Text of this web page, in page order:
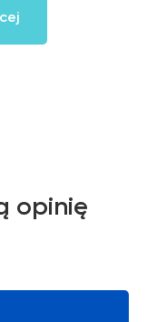
opinię